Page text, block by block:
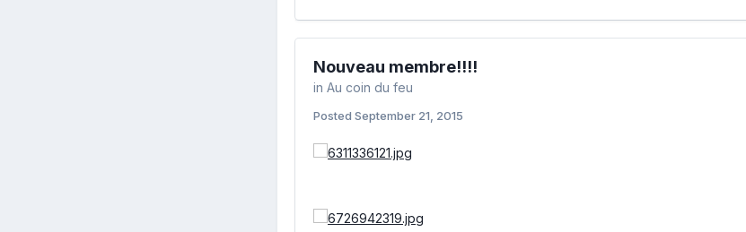
Nouveau membre!!!!
in Au coin du feu
Posted September 21, 2015